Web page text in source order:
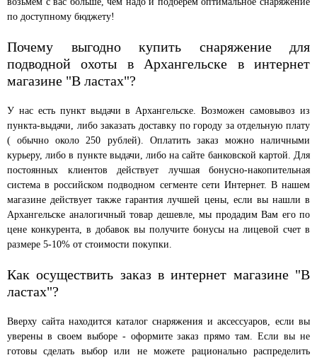
по доступному бюджету!
Почему выгодно купить снаряжение для
подводной охоты в Архангельске в интернет
магазине "В ластах"?
У нас есть пункт выдачи в Архангельске. Возможен самовывоз из
пункта-выдачи, либо заказать доставку по городу за отдельную плату
( обычно около 250 рублей). Оплатить заказ можно наличными
курьеру, либо в пункте выдачи, либо на сайте банковской картой. Для
постоянных клиентов действует лучшая бонусно-накопительная
система в российском подводном сегменте сети Интернет. В нашем
магазине действует также гарантия лучшей цены, если вы нашли в
Архангельске аналогичный товар дешевле, мы продадим Вам его по
цене конкурента, в добавок вы получите бонусы на лицевой счет в
размере 5-10% от стоимости покупки.
Как осуществить заказ в интернет магазине "В
ластах"?
Вверху сайта находится каталог снаряжения и аксессуаров, если вы
уверены в своем выборе - оформите заказ прямо там. Если вы не
готовы сделать выбор или не можете рационально распределить